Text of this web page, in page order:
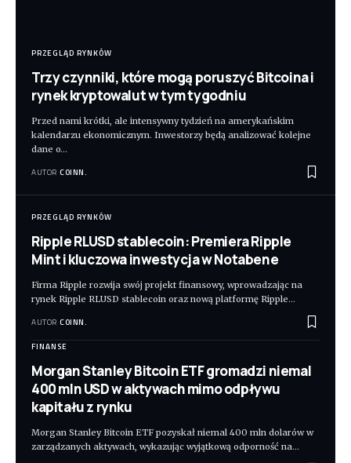
PRZEGLĄD RYNKÓW
Trzy czynniki, które mogą poruszyć Bitcoina i
rynek kryptowalut w tym tygodniu
Przed nami krótki, ale intensywny tydzień na amerykańskim
kalendarzu ekonomicznym. Inwestorzy będą analizować kolejne
dane o…
AUTOR COINN.
PRZEGLĄD RYNKÓW
Ripple RLUSD stablecoin: Premiera Ripple
Mint i kluczowa inwestycja w Notabene
Firma Ripple rozwija swój projekt finansowy, wprowadzając na
rynek Ripple RLUSD stablecoin oraz nową platformę Ripple…
AUTOR COINN.
FINANSE
Morgan Stanley Bitcoin ETF gromadzi niemal
400 mln USD w aktywach mimo odpływu
kapitału z rynku
Morgan Stanley Bitcoin ETF pozyskał niemal 400 mln dolarów w
zarządzanych aktywach, wykazując wyjątkową odporność na…